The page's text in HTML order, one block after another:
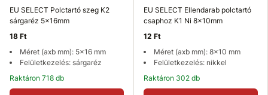
EU SELECT Polctartó szeg K2
sárgaréz 5x16mm
18 Ft
Méret (axb mm): 5x16 mm
Felületkezelés: sárgaréz
Raktáron 718 db
EU SELECT Ellendarab polctartó
csaphoz K1 Ni 8x10mm
12 Ft
Méret (axb mm): 8x10 mm
Felületkezelés: nikkel
Raktáron 302 db